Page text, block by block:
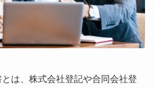
は、株式会社登記や合同会社登